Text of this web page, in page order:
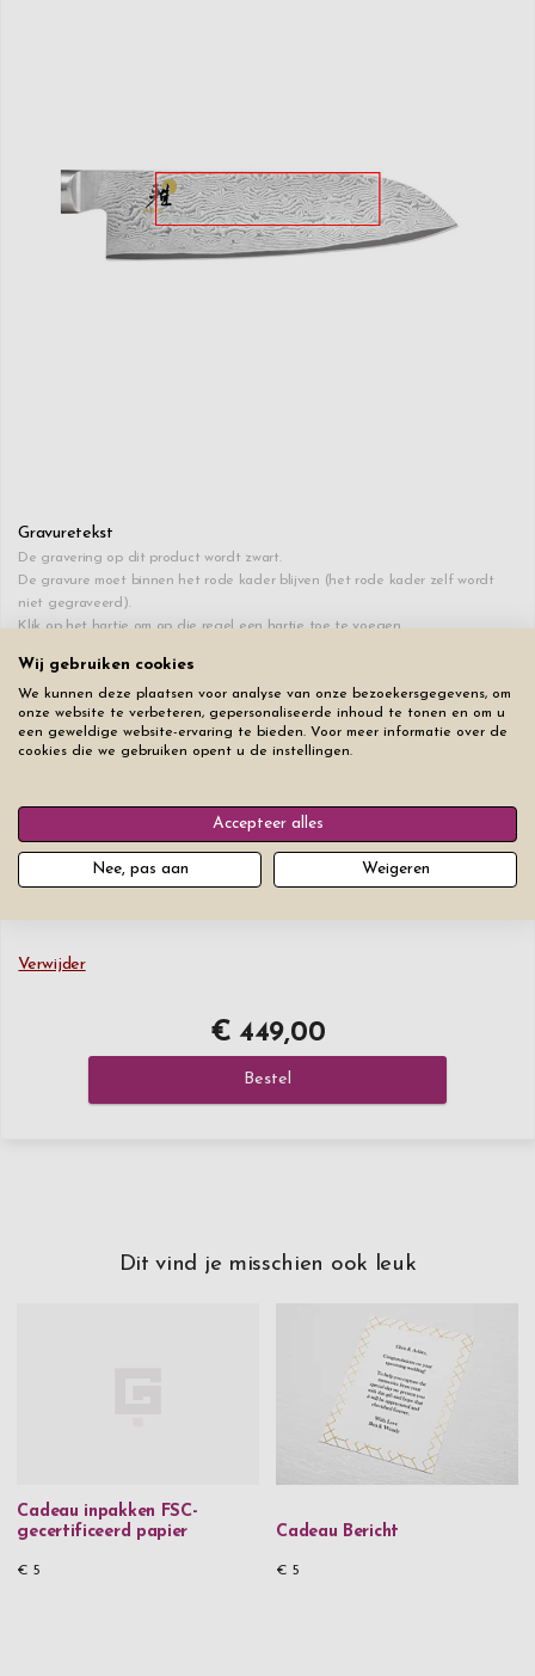
- Met de hand geslepen volgens het Honbazuke proces
- Comfortabele, ergomische greep uit zwart essenhout
Gravuretekst
De gravering op dit product wordt zwart.
De gravure moet binnen het rode kader blijven (het rode kader zelf wordt
niet gegraveerd).
Klik op het hartje om op die regel een hartje toe te voegen.
0 ♥
0
Lettertype Lettergrootte
Verwijder
€ 449,00
Bestel
Dit vind je misschien ook leuk
Cadeau inpakken FSC-
gecertificeerd papier
€ 5
Cadeau Bericht
€ 5
Wij gebruiken cookies
We kunnen deze plaatsen voor analyse van onze bezoekersgegevens, om
onze website te verbeteren, gepersonaliseerde inhoud te tonen en om u
een geweldige website-ervaring te bieden. Voor meer informatie over de
cookies die we gebruiken opent u de instellingen.
Accepteer alles
Nee, pas aan Weigeren